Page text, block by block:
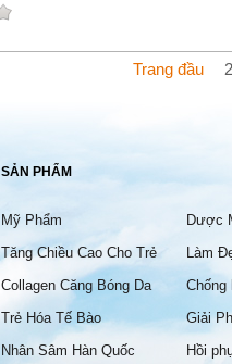
Trang đầu 2
SẢN PHẨM
Mỹ Phẩm
Dược
Tăng Chiều Cao Cho Trẻ
Làm
Collagen Căng Bóng Da
Chống
Trẻ Hóa Tế Bào
Giải
Nhân Sâm Hàn Quốc
Hồi